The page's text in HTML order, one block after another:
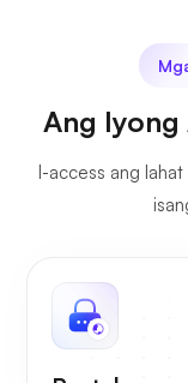
Ang Iyong
I-access ang